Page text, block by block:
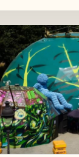
A PROPOS DU